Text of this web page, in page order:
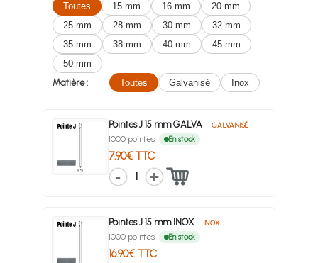
Toutes
15 mm 16 mm
20 mm
25 mm
28 mm 30 mm
32 mm
35 mm
38 mm 40 mm
45 mm
50 mm
Matière :
Toutes Galvanisé Inox
Pointes J 15 mm GALVA GALVANISÉ
1000 pointes En stock
7.90€ TTC
1
Pointes J 15 mm INOX INOX
1000 pointes En stock
16.90€ TTC